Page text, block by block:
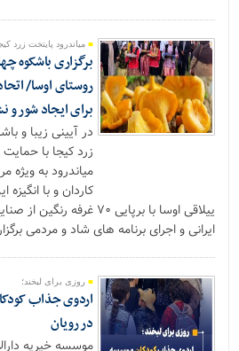
میاندرود پایتخت زرد
برگزاری باشکوه
روستای اوسا/
برای ایجاد شور و
در آیینی زیبا و
زرد کیجا با
میاندرود به ویژه
کاردان و با
ییلاقی اوسا با برپایی ۷۰
ایرانی و اجرای برنامه های شاد و مردمی
روزی برای لبخند؛
اردوی جذاب
در رویان
موسسه خیریه